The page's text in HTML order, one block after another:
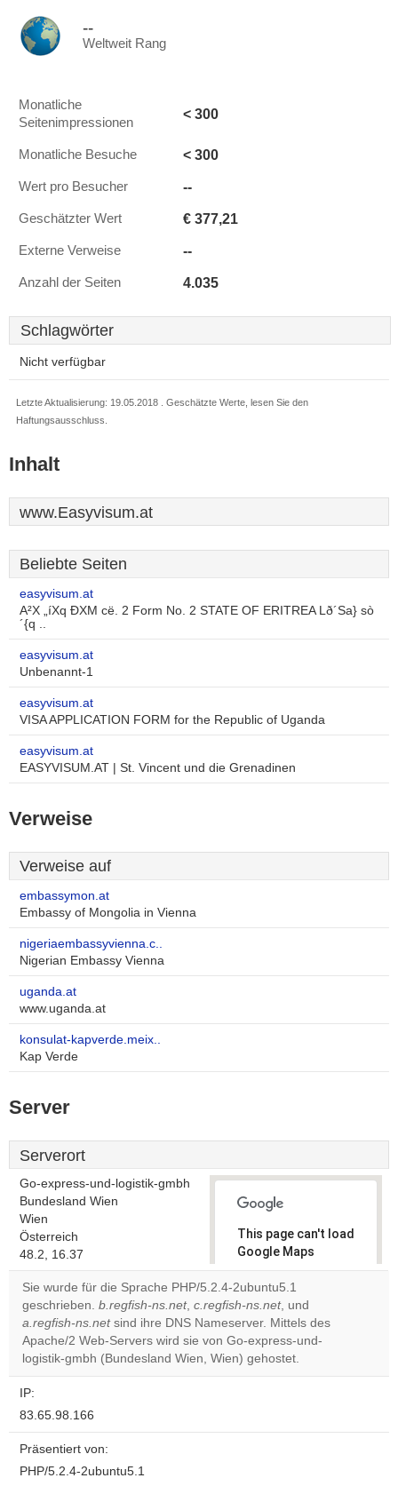
--
Weltweit Rang
Monatliche
Seitenimpressionen
< 300
Monatliche Besuche < 300
Wert pro Besucher --
Geschätzter Wert € 377,21
Externe Verweise --
Anzahl der Seiten 4.035
Schlagwörter
Nicht verfügbar
Letzte Aktualisierung: 19.05.2018 . Geschätzte Werte, lesen Sie den
Haftungsausschluss.
Inhalt
www.Easyvisum.at
Beliebte Seiten
easyvisum.at
A²X „íXq ÐXM cë. 2 Form No. 2 STATE OF ERITREA Lð´Sa} sò
´{q ..
easyvisum.at
Unbenannt-1
easyvisum.at
VISA APPLICATION FORM for the Republic of Uganda
easyvisum.at
EASYVISUM.AT | St. Vincent und die Grenadinen
Verweise
Verweise auf
embassymon.at
Embassy of Mongolia in Vienna
nigeriaembassyvienna.c..
Nigerian Embassy Vienna
uganda.at
www.uganda.at
konsulat-kapverde.meix..
Kap Verde
Server
Serverort
Go-express-und-logistik-gmbh
Bundesland Wien
Wien
Österreich
48.2, 16.37
This page can't load
Google Maps
correctly.
Do you
own this
website?
Sie wurde für die Sprache PHP/5.2.4-2ubuntu5.1
geschrieben. b.regfish-ns.net, c.regfish-ns.net, und
a.regfish-ns.netsind ihre DNS Nameserver. Mittels des
Apache/2 Web-Servers wird sie von Go-express-und-
logistik-gmbh (Bundesland Wien, Wien) gehostet.
IP:
83.65.98.166
Präsentiert von:
PHP/5.2.4-2ubuntu5.1